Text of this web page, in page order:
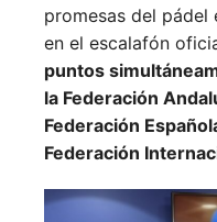
promesas del
en el escalafón
puntos
la Federación
Federación
Federación